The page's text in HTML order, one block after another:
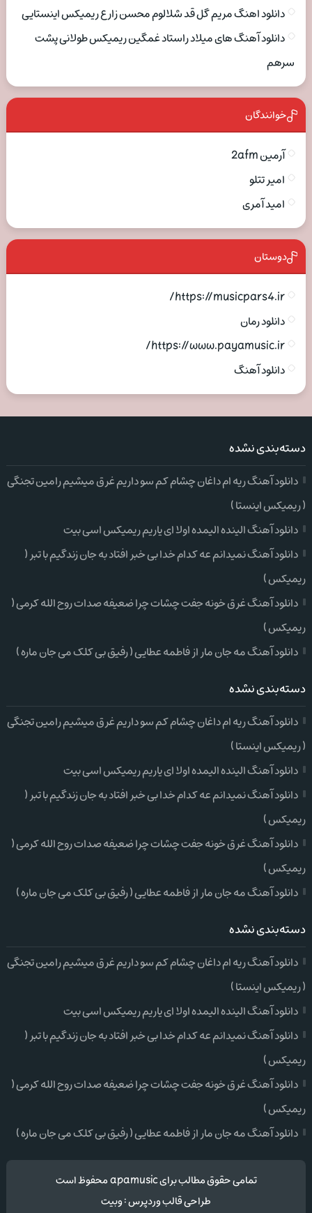
دانلود اهنگ مریم گل قد شلالوم محسن زارع ریمیکس اینستایی
دانلود آهنگ های میلاد راستاد غمگین ریمیکس طولانی پشت
سرهم
خوانندگان
آرمین 2afm
امیر تتلو
امید آمری
دوستان
https://musicpars4.ir/
دانلود رمان
https://www.payamusic.ir/
دانلود آهنگ
دسته‌بندی نشده
دانلود آهنگ ریه ام داغان چشام کم سو داریم غرق میشیم رامین تجنگی
( ریمیکس اینستا )
دانلود آهنگ الینده الیمده اولا ای یاریم ریمیکس اسی بیت
دانلود آهنگ نمیدانم عه کدام خدا بی خبر افتاد به جان زندگیم با تبر (
ریمیکس )
دانلود آهنگ غرق خونه جفت چشات چرا ضعیفه صدات روح الله کرمی (
ریمیکس )
دانلود آهنگ مه جان مار از فاطمه عطایی ( رفیق بی کلک می جان ماره )
دسته‌بندی نشده
دانلود آهنگ ریه ام داغان چشام کم سو داریم غرق میشیم رامین تجنگی
( ریمیکس اینستا )
دانلود آهنگ الینده الیمده اولا ای یاریم ریمیکس اسی بیت
دانلود آهنگ نمیدانم عه کدام خدا بی خبر افتاد به جان زندگیم با تبر (
ریمیکس )
دانلود آهنگ غرق خونه جفت چشات چرا ضعیفه صدات روح الله کرمی (
ریمیکس )
دانلود آهنگ مه جان مار از فاطمه عطایی ( رفیق بی کلک می جان ماره )
دسته‌بندی نشده
دانلود آهنگ ریه ام داغان چشام کم سو داریم غرق میشیم رامین تجنگی
( ریمیکس اینستا )
دانلود آهنگ الینده الیمده اولا ای یاریم ریمیکس اسی بیت
دانلود آهنگ نمیدانم عه کدام خدا بی خبر افتاد به جان زندگیم با تبر (
ریمیکس )
دانلود آهنگ غرق خونه جفت چشات چرا ضعیفه صدات روح الله کرمی (
ریمیکس )
دانلود آهنگ مه جان مار از فاطمه عطایی ( رفیق بی کلک می جان ماره )
تمامی حقوق مطالب برای apamusic محفوظ است
طراحی قالب وردپرس:وبیت